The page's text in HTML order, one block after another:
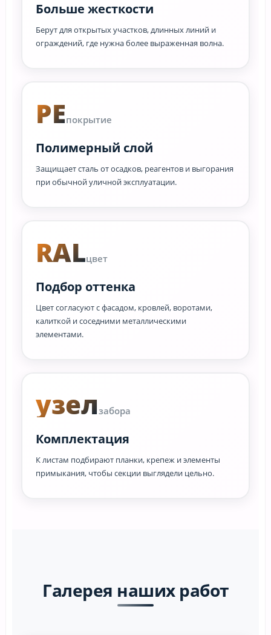
Больше жесткости
Берут для открытых участков, длинных линий и
ограждений, где нужна более выраженная волна.
PEпокрытие
Полимерный слой
Защищает сталь от осадков, реагентов и выгорания
при обычной уличной эксплуатации.
RALцвет
Подбор оттенка
Цвет согласуют с фасадом, кровлей, воротами,
калиткой и соседними металлическими
элементами.
узелзабора
Комплектация
К листам подбирают планки, крепеж и элементы
примыкания, чтобы секции выглядели цельно.
Галерея наших работ